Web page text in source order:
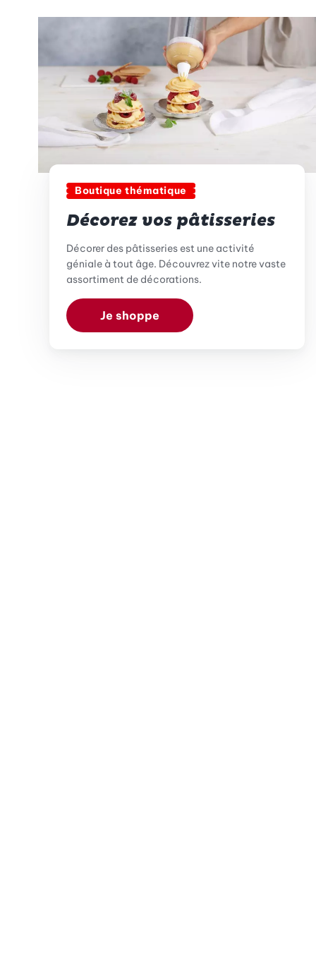
Boutique thématique
Décorez vos pâtisseries
Décorer des pâtisseries est une activité
géniale à tout âge. Découvrez vite notre vaste
assortiment de décorations.
Je shoppe